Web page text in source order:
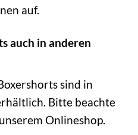
auf.
auch in anderen
sind in
Bitte beachte
Onlineshop.